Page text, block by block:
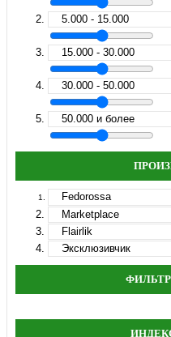
5.000 - 15.000
15.000 - 30.000
30.000 - 50.000
50.000 и более
Fedorossa
Marketplace
Flairlik
Эксклюзивчик